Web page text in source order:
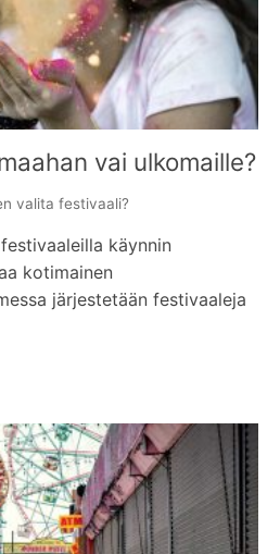
vai ulkomaille?
valita festivaali?
käynnin
kotimainen
järjestetään festivaaleja